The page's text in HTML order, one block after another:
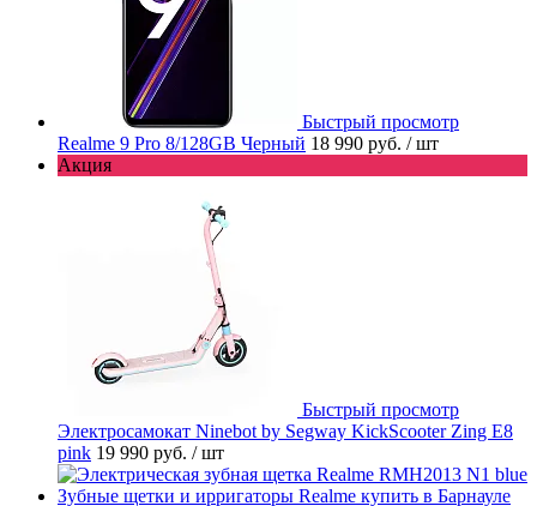
Быстрый просмотр
Realme 9 Pro 8/128GB Черный 18 990 руб. / шт
Акция
Быстрый просмотр
Электросамокат Ninebot by Segway KickScooter Zing E8
pink 19 990 руб. / шт